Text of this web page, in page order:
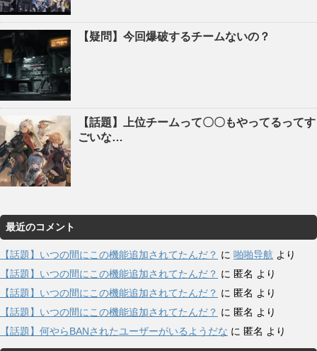
【疑問】今回爆破するチームないの？
【話題】上位チームって〇〇もやってるってす
ごいな…
最近のコメント
【話題】いつの間にこの機能追加されてたんだ？ に 啪啪导航 より
【話題】いつの間にこの機能追加されてたんだ？ に 匿名 より
【話題】いつの間にこの機能追加されてたんだ？ に 匿名 より
【話題】いつの間にこの機能追加されてたんだ？ に 匿名 より
【話題】何やらBANされたユーザーがいるようだな に 匿名 より